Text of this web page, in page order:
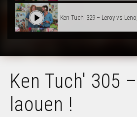
Ken Tuch' 329 – Leroy vs
Ken Tuch' 331 – Miss you
Ken Tuch' 305
laouen !